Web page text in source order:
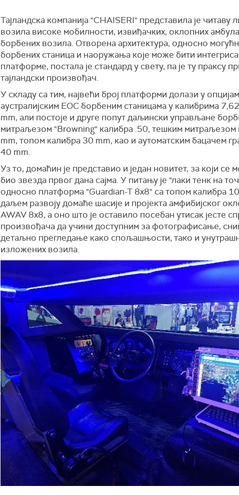
Тајландска компанија "CHAISERI" представила је читаву
возила високе мобилности, извиђачких, оклопних
борбених возила. Отворена архитектура, односно
борбених станица и наоружања које може бити
платформе, постала је стандард у свету, па је ту праксу
тајландски произвођач.
У складу са тим, највећи број платформи долази у
аустралијским ЕОС борбеним станицама у калибрима
mm, али постоје и друге попут даљински управљане
митраљезом "Browning" калибра .50, тешким митраљезом
mm, топом калибра 30 mm, као и аутоматским бацачем
40 mm.
Уз то, домаћин је представио и један новитет, за који се
био звезда првог дана сајма. У питању је "лаки тенк на
односно платформа "Guardian-T 8x8" са топом калибра
даљем развоју домаће шасије и пројекта амфибијског
AWAV 8x8, а оно што је оставило посебан утисак јесте
произвођача да учини доступним за фотографисање,
детаљно прегледање како спољашњости, тако и
изложених возила.